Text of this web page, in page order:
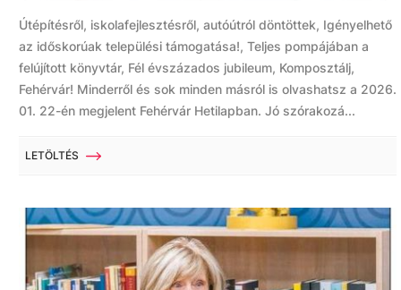
Útépítésről, iskolafejlesztésről, autóútról döntöttek, Igényelhető
az időskorúak települési támogatása!, Teljes pompájában a
felújított könyvtár, Fél évszázados jubileum, Komposztálj,
Fehérvár! Minderről és sok minden másról is olvashatsz a 2026.
01. 22-én megjelent Fehérvár Hetilapban. Jó szórakozá...
LETÖLTÉS